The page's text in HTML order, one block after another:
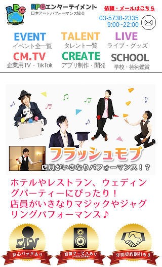
RPGエンターテイメント
日本アートパフォーマンス協会
​依頼・メールはこちら
03-5738-2335
9:00~22:00
EVENT
イベント全一覧
TALENT
タ レント一覧
​LIVE
ラ イブ・ グッズ
C M.TV
企業用TV・TikTok
SCHOOL
学校・芸術鑑賞
CREATE
アプリ制作・開発
ホテルやレストラン、ウェディン
グパーティーにぴったり！
​店員がいきなりマジックやジャグ
リングパフォーマンス♪